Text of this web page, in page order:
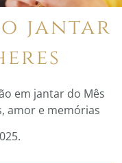
jantar
em jantar do Mês
amor e memórias